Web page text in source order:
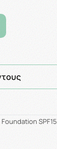
SPF15